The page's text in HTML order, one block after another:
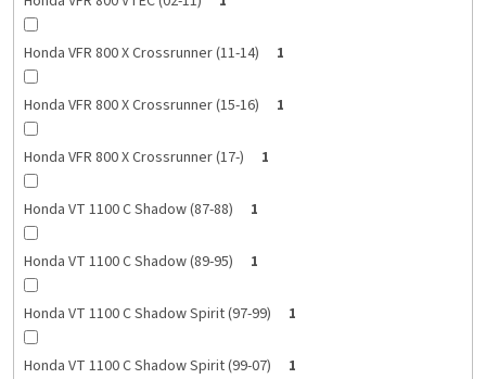
Honda VFR 800 X Crossrunner (11-14) 1
Honda VFR 800 X Crossrunner (15-16) 1
Honda VFR 800 X Crossrunner (17-) 1
Honda VT 1100 C Shadow (87-88) 1
Honda VT 1100 C Shadow (89-95) 1
Honda VT 1100 C Shadow Spirit (97-99) 1
Honda VT 1100 C Shadow Spirit (99-07) 1